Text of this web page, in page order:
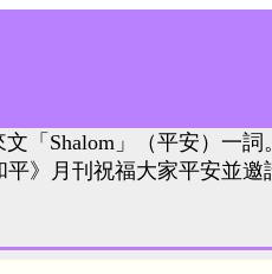
文「Shalom」（平安）一
平》月刊祝福大家平安並